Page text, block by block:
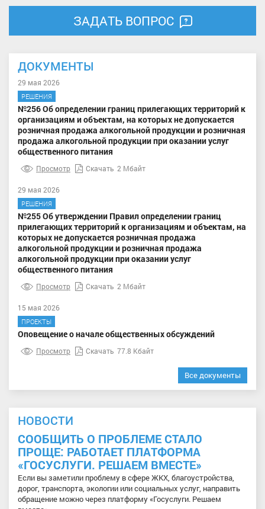
ЗАДАТЬ ВОПРОС
ДОКУМЕНТЫ
29 мая 2026
РЕШЕНИЯ
№256 Об определении границ прилегающих территорий к
организациям и объектам, на которых не допускается
розничная продажа алкогольной продукции и розничная
продажа алкогольной продукции при оказании услуг
общественного питания
Просмотр Скачать 2 Мбайт
29 мая 2026
РЕШЕНИЯ
№255 Об утверждении Правил определении границ
прилегающих территорий к организациям и объектам, на
которых не допускается розничная продажа
алкогольной продукции и розничная продажа
алкогольной продукции при оказании услуг
общественного питания
Просмотр Скачать 2 Мбайт
15 мая 2026
ПРОЕКТЫ
Оповещение о начале общественных обсуждений
Просмотр Скачать 77.8 Кбайт
Все документы
НОВОСТИ
СООБЩИТЬ О ПРОБЛЕМЕ СТАЛО
ПРОЩЕ: РАБОТАЕТ ПЛАТФОРМА
«ГОСУСЛУГИ. РЕШАЕМ ВМЕСТЕ»
Если вы заметили проблему в сфере ЖКХ, благоустройства,
дорог, транспорта, экологии или социальных услуг, направить
обращение можно через платформу «Госуслуги. Решаем